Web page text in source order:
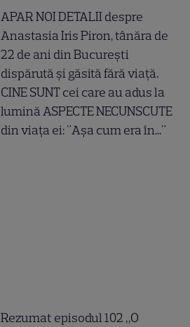
APAR NOI DETALII despre
Anastasia Iris Piron, tânăra de
22 de ani din București
dispărută și găsită fără viață.
CINE SUNT cei care au adus la
lumină ASPECTE NECUNSCUTE
din viața ei: "Așa cum era în..."
Rezumat episodul 102 „O